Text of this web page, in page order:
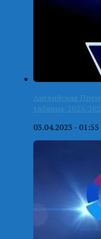
Английская
таблица-2025/
03.04.2023 - 01:55